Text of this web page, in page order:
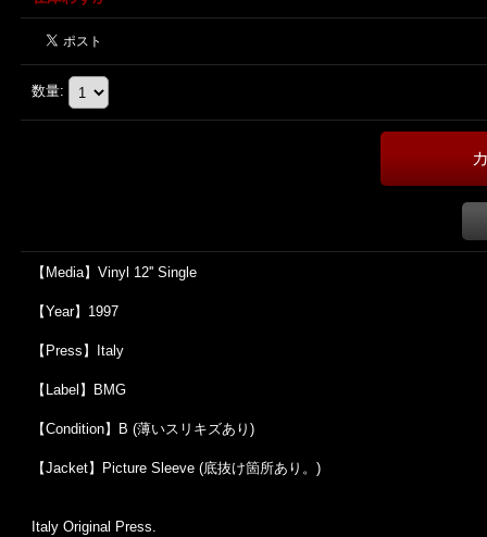
数量:
【Media】Vinyl 12'' Single
【Year】1997
【Press】Italy
【Label】BMG
【Condition】B (薄いスリキズあり)
【Jacket】Picture Sleeve (底抜け箇所あり。)
Italy Original Press.